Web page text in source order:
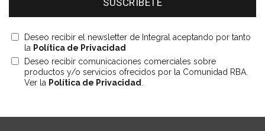
Deseo recibir el newsletter de Integral aceptando por tanto
la Política de Privacidad
Deseo recibir comunicaciones comerciales sobre
productos y/o servicios ofrecidos por la Comunidad RBA.
Ver la Política de Privacidad.